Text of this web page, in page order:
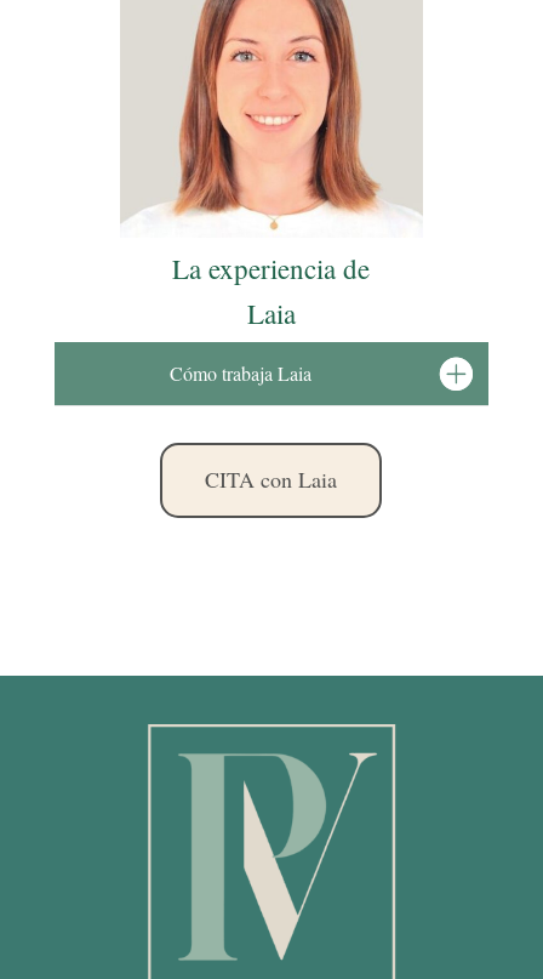
La experiencia de
Laia
Cómo trabaja Laia
CITA con Laia